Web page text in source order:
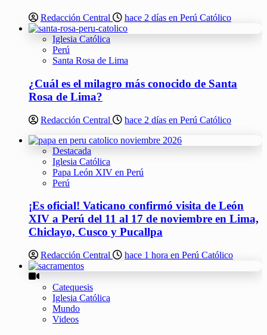
Redacción Central hace 2 días en Perú Católico
Iglesia Católica
Perú
Santa Rosa de Lima
¿Cuál es el milagro más conocido de Santa
Rosa de Lima?
Redacción Central hace 2 días en Perú Católico
Destacada
Iglesia Católica
Papa León XIV en Perú
Perú
¡Es oficial! Vaticano confirmó visita de León
XIV a Perú del 11 al 17 de noviembre en Lima,
Chiclayo, Cusco y Pucallpa
Redacción Central hace 1 hora en Perú Católico
Catequesis
Iglesia Católica
Mundo
Videos